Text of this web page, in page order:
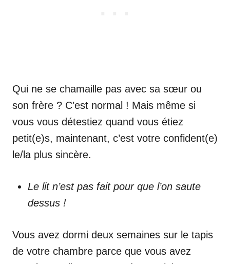
Qui ne se chamaille pas avec sa sœur ou
son frère ? C’est normal ! Mais même si
vous vous détestiez quand vous étiez
petit(e)s, maintenant, c’est votre confident(e)
le/la plus sincère.
Le lit n’est pas fait pour que l’on saute
dessus !
Vous avez dormi deux semaines sur le tapis
de votre chambre parce que vous avez